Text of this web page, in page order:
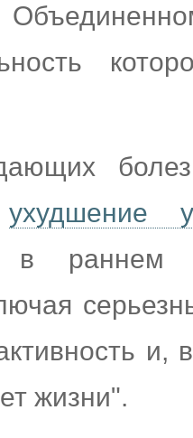
ухудшение
в раннем
и,
жизни".